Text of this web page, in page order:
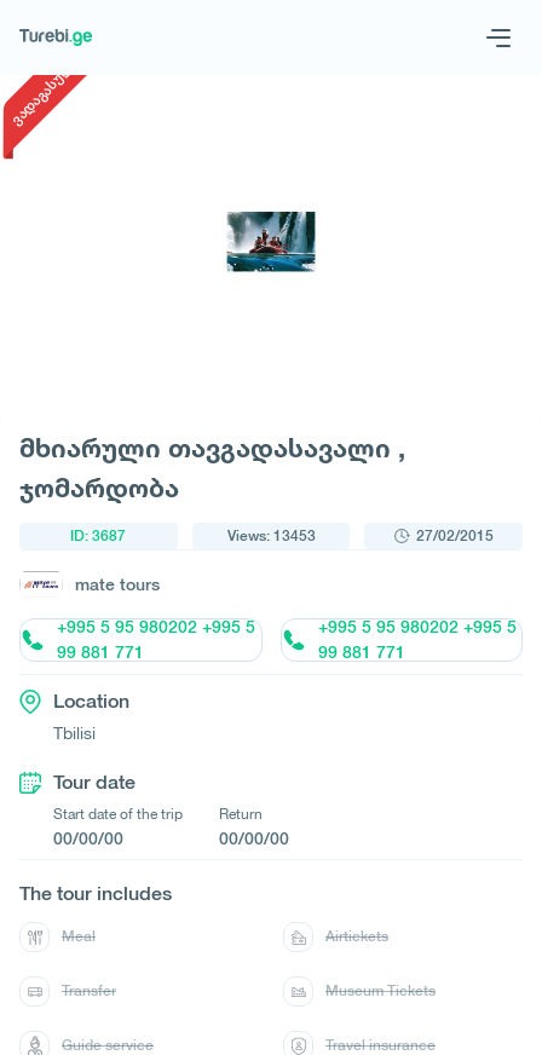
Request a tour
ვადაგასული
მხიარული თავგადასავალი ,
ჯომარდობა
ID: 3687 Views: 13453 27/02/2015
mate tours
+995 5 95 980202 +995 5
99 881 771
+995 5 95 980202 +995 5
99 881 771
Location
Tbilisi
Tour date
Start date of the trip
00/00/00
Return
00/00/00
The tour includes
Meal Airtickets
Transfer Museum Tickets
Guide service Travel insurance